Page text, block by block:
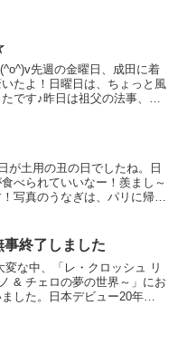
先週の金曜日、成田に着
たよ！日曜日は、ちょっと風
です♪昨日は祖父の法事、そ
が土用の丑の日でしたね。日
べられていいなー！羨まし～
写真のうなぎは、パリに帰る
終了しました
な中、「レ・クロッシュ リ
& チェロの夢の世界～」にお
した。日本デビュー20年と